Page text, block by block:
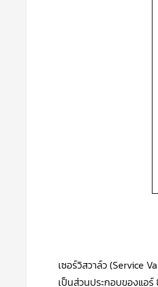
เซอร์วิสวาล์ว (Service
เป็นส่วนประกอบของแอ